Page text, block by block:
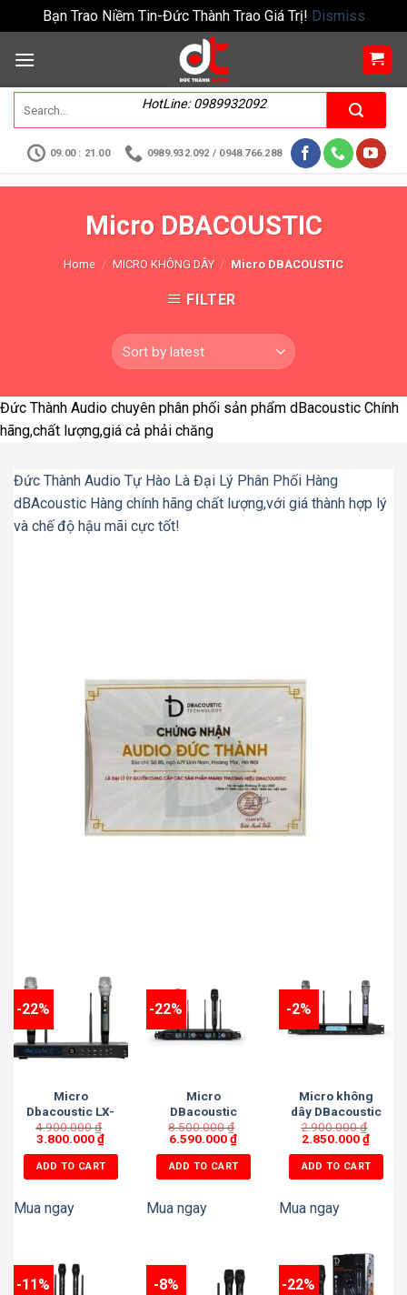
Bạn Trao Niềm Tin-Đức Thành Trao Giá Trị! Dismiss
HotLine: 0989932092
09.00 : 21.00 0989.932.092 / 0948.766.288
Micro DBACOUSTIC
Home / MICRO KHÔNG DÂY / Micro DBACOUSTIC
FILTER
Đức Thành Audio chuyên phân phối sản phẩm dBacoustic Chính
hãng,chất lượng,giá cả phải chăng
Đức Thành Audio Tự Hào Là Đại Lý Phân Phối Hàng
dBAcoustic Hàng chính hãng chất lượng,với giá thành hợp lý
và chế độ hậu mãi cực tốt!
-22%
Micro
Dbacoustic LX-
M3 G2 2025
4.900.000₫
3.800.000₫
ADD TO CART
Mua ngay
-22%
Micro
DBacoustic
VM6000 V2
8.500.000₫
6.590.000₫
ADD TO CART
Mua ngay
-2%
Micro không
dây DBacoustic
M400A
2.900.000₫
2.850.000₫
ADD TO CART
Mua ngay
-11% -8% -22%